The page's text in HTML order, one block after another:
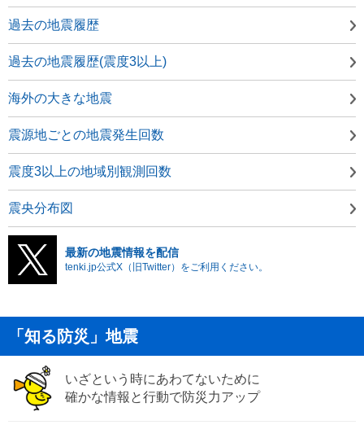
過去の地震履歴
過去の地震履歴(震度3以上)
海外の大きな地震
震源地ごとの地震発生回数
震度3以上の地域別観測回数
震央分布図
最新の地震情報を配信
tenki.jp公式X（旧Twitter）をご利用ください。
「知る防災」地震
いざという時にあわてないために
確かな情報と行動で防災力アップ